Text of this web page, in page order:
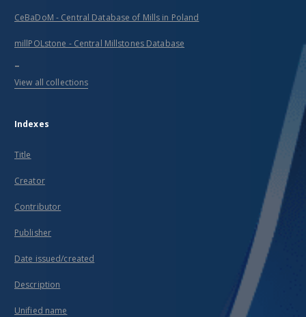
CeBaDoM - Central Database of Mills in Poland
millPOLstone - Central Millstones Database
...
View all collections
Indexes
Title
Creator
Contributor
Publisher
Date issued/created
Description
Unified name